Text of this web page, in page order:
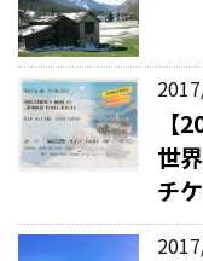
【
世
チ